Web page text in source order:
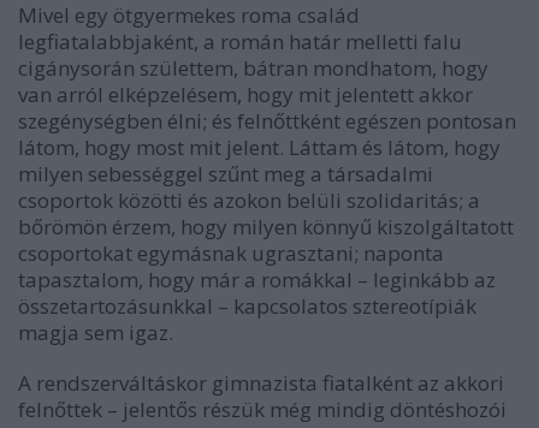
Mivel egy ötgyermekes roma család
legfiatalabbjaként, a román határ melletti falu
cigánysorán születtem, bátran mondhatom, hogy
van arról elképzelésem, hogy mit jelentett akkor
szegénységben élni; és felnőttként egészen pontosan
látom, hogy most mit jelent. Láttam és látom, hogy
milyen sebességgel szűnt meg a társadalmi
csoportok közötti és azokon belüli szolidaritás; a
bőrömön érzem, hogy milyen könnyű kiszolgáltatott
csoportokat egymásnak ugrasztani; naponta
tapasztalom, hogy már a romákkal – leginkább az
összetartozásunkkal – kapcsolatos sztereotípiák
magja sem igaz.
A rendszerváltáskor gimnazista fiatalként az akkori
felnőttek – jelentős részük még mindig döntéshozói